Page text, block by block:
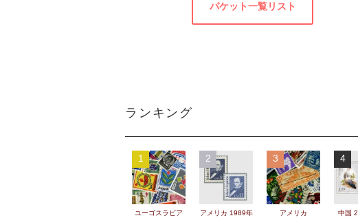
パケット一覧リスト
ランキング
1
ユーゴスラビア
2
アメリカ 1989年
3
アメリカ
4
中国